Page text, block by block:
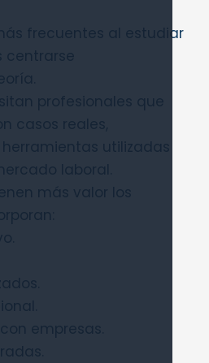
frecuentes al estudiar
profesionales que
casos reales,
utilizadas
laboral.
más valor los
empresas.